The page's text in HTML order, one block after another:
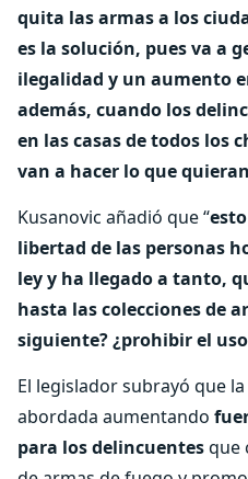
quita las armas a los
es la solución, pues va a
ilegalidad y un aumento
además, cuando los
en las casas de todos los
van a hacer lo que quieran
Kusanovic añadió que “
libertad de las personas
ley y ha llegado a tanto,
hasta las colecciones de
siguiente? ¿prohibir el
El legislador subrayó que
abordada aumentando
para los delincuentesque